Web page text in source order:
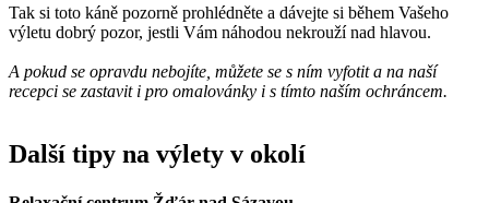
Tak si toto káně pozorně prohlédněte a dávejte si během Vašeho
výletu dobrý pozor, jestli Vám náhodou nekrouží nad hlavou.
A pokud se opravdu nebojíte, můžete se s ním vyfotit a na naší
recepci se zastavit i pro omalovánky i s tímto naším ochráncem.
Další tipy na výlety v okolí